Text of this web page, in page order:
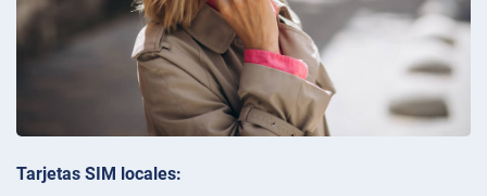
Tarjetas SIM locales: